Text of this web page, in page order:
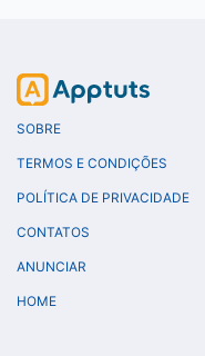
SOBRE
TERMOS E CONDIÇÕES
POLÍTICA DE PRIVACIDADE
CONTATOS
ANUNCIAR
HOME